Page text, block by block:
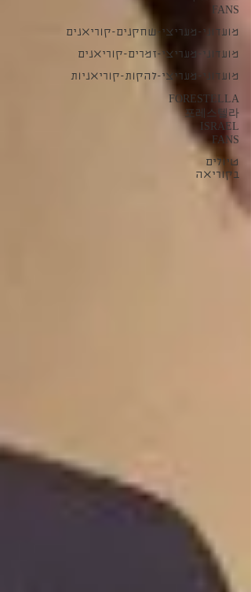
FANS
מועדוני-מעריצי-שחקנים-קוריאנים
מועדוני-מעריצי-זמרים-קוריאנים
מועדוני-מעריצי-להקות-קוריאניות
FORESTELLA
포레스텔라
ISRAEL
FANS
טיולים
בקוריאה